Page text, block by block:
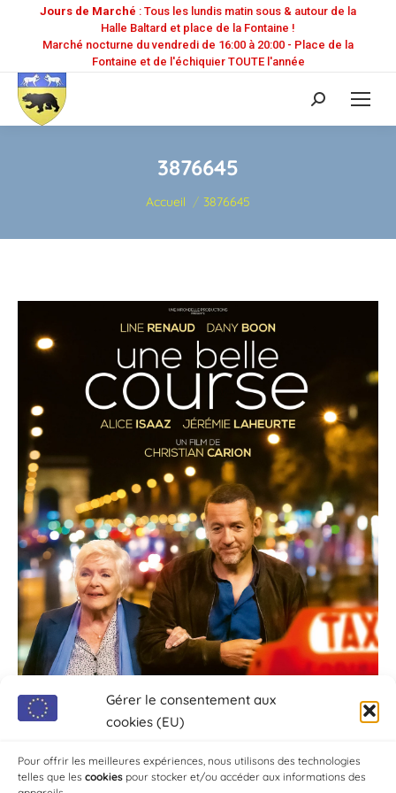
Gérer le consentement aux
cookies (EU)
Pour offrir les meilleures expériences, nous utilisons des technologies
telles que les cookies pour stocker et/ou accéder aux informations des
Jours de Marché : Tous les lundis matin sous & autour de la
Halle Baltard et place de la Fontaine !
Marché nocturne du vendredi de 16:00 à 20:00 - Place de la
Fontaine et de l'échiquier TOUTE l'année
Recherche
:
3876645
Vous êtes ici :
Accueil 3876645